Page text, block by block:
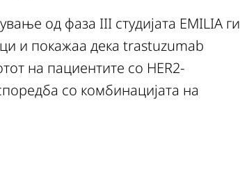
од фаза III студијата EMILIA ги
и покажаа дека trastuzumab
на пациентите со HER2-
со комбинацијата на